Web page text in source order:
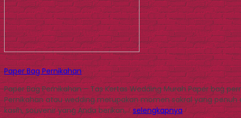
Paper Bag Pernikahan
Paper Bag Pernikahan – Tas Kertas Wedding Murah Paper bag
Pernikahan atau wedding merupakan momen sakral yang
kasih, souvenir yang Anda berikan,…selengkapnya